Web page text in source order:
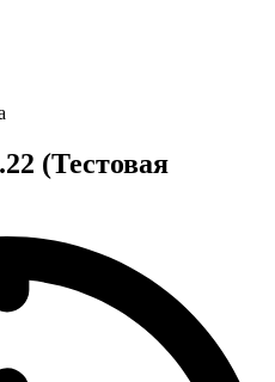
(Тестовая